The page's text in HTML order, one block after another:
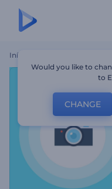
Início
Would you like to
to
CHANGE